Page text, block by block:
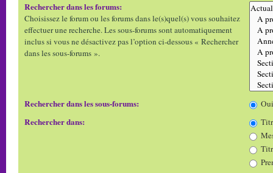
Rechercher dans les forums:
Choisissez le forum ou les forums dans le(s)quel(s) vous souhaitez
effectuer une recherche. Les sous-forums sont automatiquement
inclus si vous ne désactivez pas l’option ci-dessous « Rechercher
dans les sous-forums ».
Rechercher dans les sous-forums: Oui
Rechercher dans: